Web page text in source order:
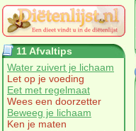
11 Afvaltips
Water zuivert je lichaam
Let op je voeding
Eet met regelmaat
Wees een doorzetter
Beweeg je lichaam
Ken je maten